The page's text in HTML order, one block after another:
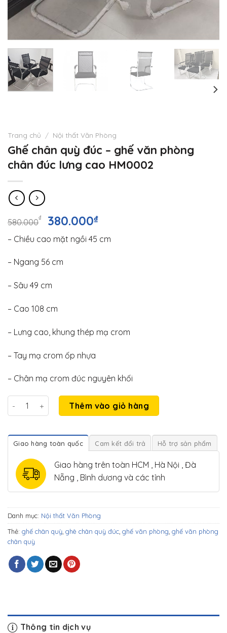
Trang chủ / Nội thất Văn Phòng
Ghế chân quỳ đúc – ghế văn phòng
chân đúc lưng cao HM0002
580.000₫
Giá
gốc
là:
580.000₫.
380.000₫Giá
tại
– Chiều cao mặt ngồi 45 cm
– Ngang 56 cm
– Sâu 49 cm
– Cao 108 cm
– Lưng cao, khung thép mạ crom
– Tay mạ crom ốp nhựa
– Chân mạ crom đúc nguyên khối
Ghế chân quỳ đúc - ghế văn phòng chân đúc lưng cao
Thêm vào giỏ hàng
Giao hàng toàn quốc Cam kết đổi trả Hỗ trợ sản phẩm
Giao hàng trên toàn HCM , Hà Nội , Đà
Nẵng , Bình dương và các tỉnh
Danh mục: Nội thất Văn Phòng
Thẻ: ghế chân quỳ ghê chân quỳ đúc ghế văn phòng ghế văn phòng
chân quỳ
Thông tin dịch vụ